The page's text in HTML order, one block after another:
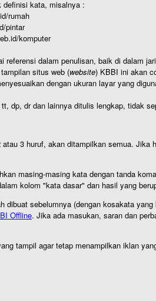
definisi kata, misalnya :
rumah
pintar
komputer
referensi dalam penulisan, baik di dalam
situs web (website) KBBI ini akan
dengan ukuran layar yang
dp, dr dan lainnya ditulis lengkap, tidak
3 huruf, akan ditampilkan semua.
masing-masing kata dengan tanda
kolom "kata dasar" dan hasil yang
sebelumnya (dengan kosakata
Offline. Jika ada masukan, saran dan
tampil agar tetap menampilkan iklan